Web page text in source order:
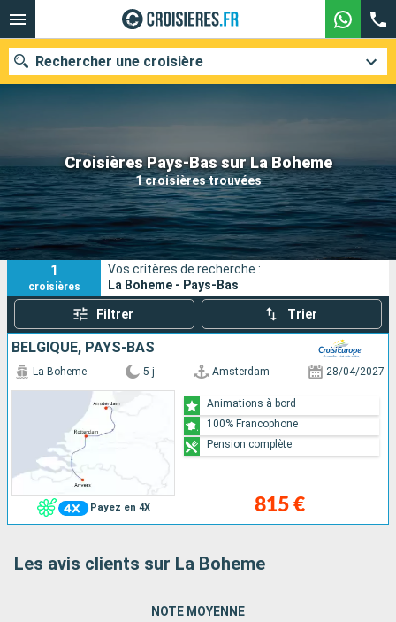
Croisières Pays-Bas sur La Boheme
1 croisières trouvées
Rechercher une croisière
Nos destinations
Mois de départ
Ports Compagnies
Rechercher
1
croisières
Vos critères de recherche :
La Boheme - Pays-Bas
Filtrer Trier
BELGIQUE, PAYS-BAS
Payez en 4X
La Boheme 5 j Amsterdam 28/04/2027
815 €
Animations à bord
100% Francophone
Pension complète
Les avis clients sur La Boheme
NOTE MOYENNE